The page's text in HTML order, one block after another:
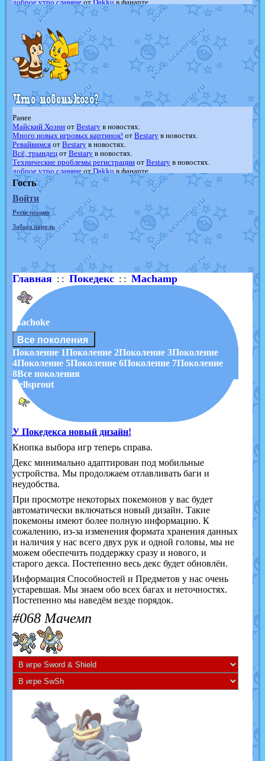
доброе утро славянеот Dakku в фанарте.
Йолда и Мимикью отMavisNyanCatв фанарте.
Недовольный котомангуст
в фанарте.
The Dark Wishmaker
отRandomon
шадоу спиритомб
отilovearceus
в фанарте.
траббишотilovearceusв фанарте.
Raging BoltотGraceDaFox
в фанарте.
Shadow mismagiusотJOK_julia
в фанарте.
художникотvicavicaв фанарте.
Ранее
Майский Хоэннот Bestaryв новостях.
Много новых игровых картинок! от Bestaryв новостях.
Ревайвимсяот Bestaryв новостях.
Всё, трындецот Bestaryв новостях.
Технические проблемы регистрацииот Bestaryв новостях.
доброе утро славянеот Dakku в фанарте.
Йолда и МимикьюотMavisNyanCatв фанарте.
Недовольный котомангуст
в фанарте.
The Dark Wishmaker
отRandomon
шадоу спиритомб
отilovearceus
в фанарте.
траббишотilovearceusв фанарте.
Raging BoltотGraceDaFox
Shadow mismagiusотJOK_julia
в фанарте.
художникот vicavicaв фанарте.
Гость
Войти
Регистрация
Забыл пароль
Главная: : Покедекс: : Machamp
Machoke
Все поколения
Поколение 1Поколение 2Поколение 3Поколение
4Поколение 5Поколение 6Поколение 7Поколение
8Все поколения
Bellsprout
У Покедекса новый дизайн!
Кнопка выбора игр теперь справа.
Декс минимально адаптирован под мобильные
устройства. Мы продолжаем отлавливать баги и
неудобства.
При просмотре некоторых покемонов у вас будет
автоматически включаться новый дизайн. Такие
покемоны имеют более полную информацию. К
сожалению, из-за изменения формата хранения данных
и наличия у нас всего двух рук и одной головы, мы не
можем обеспечить поддержку сразу и нового, и
старого декса. Постепенно весь декс будет обновлён.
Информация Способностей и Предметов у нас очень
устаревшая. Мы знаем обо всех багах и неточностях.
Постепенно мы наведём везде порядок.
#068 Мачемп